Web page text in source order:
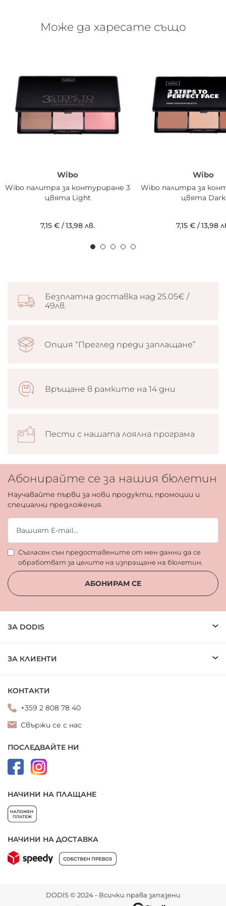
Може да харесате също
Wibo
Wibo палитра за контуриране 3
цвята Light
7,15 € /13,98 лв.
Wibo
Wibo палитра за
цвята Dark
7,15 € /13,98
Безплатна доставка над 25.05€ /
49лв.
Опция “Преглед преди заплащане”
Връщане в рамките на 14 дни
Пести с нашата лоялна програма
Абонирайте се за нашия бюлетин
Научавайте първи за нови продукти, промоции и
специални предложения.
Съгласен съм предоставените от мен данни да се
обработват за целите на изпращане на бюлетин.
АБОНИРАМ СЕ
ЗА DODIS
ЗА КЛИЕНТИ
КОНТАКТИ
+359 2 808 78 40
Свържи се с нас
ПОСЛЕДВАЙТЕ НИ
НАЧИНИ НА ПЛАЩАНЕ
НАЧИНИ НА ДОСТАВКА
DODIS © 2024 - Всички права запазени